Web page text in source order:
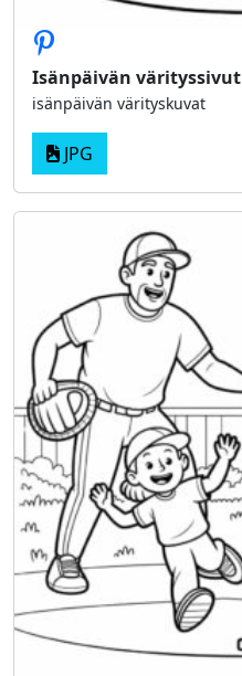
Isänpäivän värityssivut
isänpäivän värityskuvat
JPG